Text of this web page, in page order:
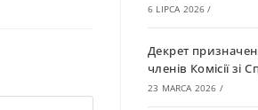
6 LIPCA 2026 /
Декрет
членів Комісії зі
23 MARCA 2026 /